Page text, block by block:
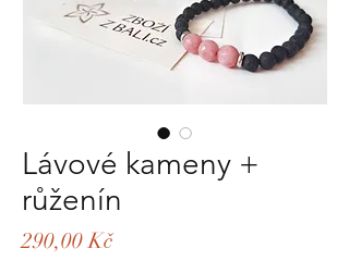
Lávové kameny +
růženín
290,00 KčCena